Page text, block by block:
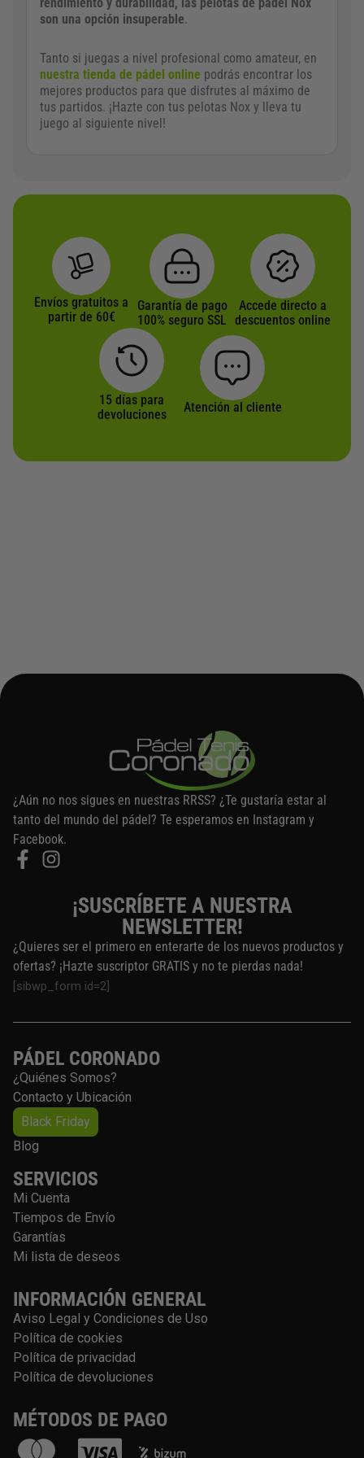
son una opción insuperable.
Tanto si juegas a nivel profesional como amateur, en
nuestra tienda de pádel online podrás encontrar los
mejores productos para que disfrutes al máximo de
tus partidos. ¡Hazte con tus pelotas Nox y lleva tu
juego al siguiente nivel!
Envíos gratuitos a
partir de 60€
Garantía de pago
100% seguro SSL
Accede directo a
descuentos online
15 días para
devoluciones
Atención al cliente
¿Aún no nos sigues en nuestras RRSS? ¿Te gustaría estar al
tanto del mundo del pádel? Te esperamos en Instagram y
Facebook.
¡SUSCRÍBETE A NUESTRA
NEWSLETTER!
¿Quieres ser el primero en enterarte de los nuevos productos y
ofertas? ¡Hazte suscriptor GRATIS y no te pierdas nada!
[sibwp_form id=2]
PÁDEL CORONADO
¿Quiénes Somos?
Contacto y Ubicación
Black Friday
Blog
SERVICIOS
Mi Cuenta
Tiempos de Envío
Garantías
Mi lista de deseos
INFORMACIÓN GENERAL
Aviso Legal y Condiciones de Uso
Política de cookies
Política de privacidad
Política de devoluciones
MÉTODOS DE PAGO